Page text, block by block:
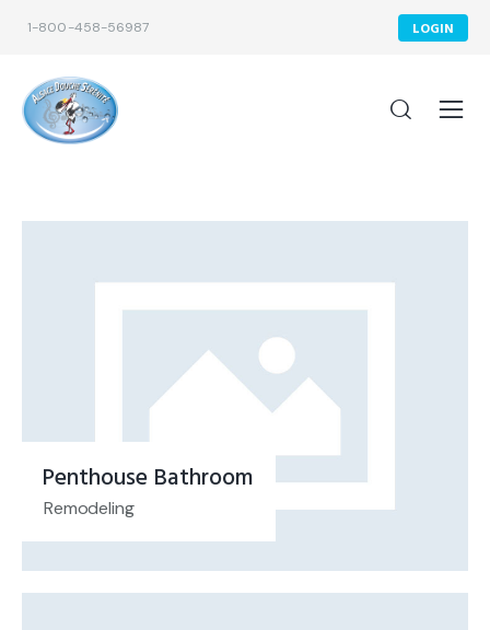
1-800-458-56987 LOGIN
Penthouse Bathroom
Remodeling